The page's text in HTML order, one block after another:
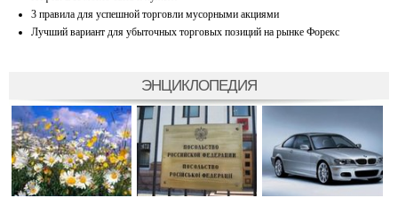
3 правила для успешной торговли мусорными акциями
Лучший вариант для убыточных торговых позиций на рынке Форекс
ЭНЦИКЛОПЕДИЯ